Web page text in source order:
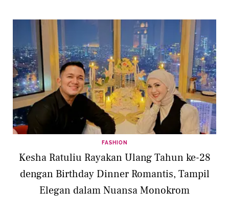
FASHION
Kesha Ratuliu Rayakan Ulang Tahun ke-28
dengan Birthday Dinner Romantis, Tampil
Elegan dalam Nuansa Monokrom